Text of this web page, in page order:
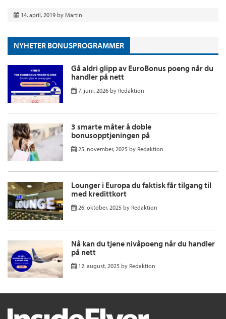
14. april, 2019 by Martin
NYHETER BONUSPROGRAMMER
Gå aldri glipp av EuroBonus poeng når du
handler på nett
7. juni, 2026 by Redaktion
3 smarte måter å doble
bonusopptjeningen på
25. november, 2025 by Redaktion
Lounger i Europa du faktisk får tilgang til
med kredittkort
26. oktober, 2025 by Redaktion
Nå kan du tjene nivåpoeng når du handler
på nett
12. august, 2025 by Redaktion